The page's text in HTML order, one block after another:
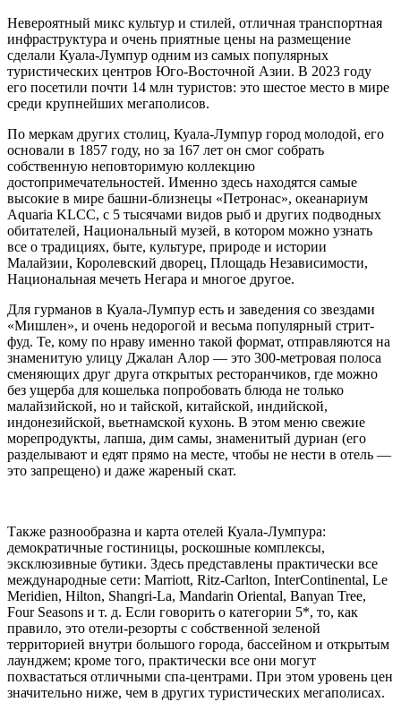
Невероятный микс культур и стилей, отличная транспортная
инфраструктура и очень приятные цены на размещение
сделали Куала-Лумпур одним из самых популярных
туристических центров Юго-Восточной Азии. В 2023 году
его посетили почти 14 млн туристов: это шестое место в мире
среди крупнейших мегаполисов.
По меркам других столиц, Куала-Лумпур город молодой, его
основали в 1857 году, но за 167 лет он смог собрать
собственную неповторимую коллекцию
достопримечательностей. Именно здесь находятся самые
высокие в мире башни-близнецы «Петронас», океанариум
Aquaria KLCC, с 5 тысячами видов рыб и других подводных
обитателей, Национальный музей, в котором можно узнать
все о традициях, быте, культуре, природе и истории
Малайзии, Королевский дворец, Площадь Независимости,
Национальная мечеть Негара и многое другое.
Для гурманов в Куала-Лумпур есть и заведения со звездами
«Мишлен», и очень недорогой и весьма популярный стрит-
фуд. Те, кому по нраву именно такой формат, отправляются на
знаменитую улицу Джалан Алор — это 300-метровая полоса
сменяющих друг друга открытых ресторанчиков, где можно
без ущерба для кошелька попробовать блюда не только
малайзийской, но и тайской, китайской, индийской,
индонезийской, вьетнамской кухонь. В этом меню свежие
морепродукты, лапша, дим самы, знаменитый дуриан (его
разделывают и едят прямо на месте, чтобы не нести в отель —
это запрещено) и даже жареный скат.
Также разнообразна и карта отелей Куала-Лумпура:
демократичные гостиницы, роскошные комплексы,
эксклюзивные бутики. Здесь представлены практически все
международные сети: Marriott, Ritz-Carlton, InterContinental, Le
Meridien, Hilton, Shangri-La, Mandarin Oriental, Banyan Tree,
Four Seasons и т. д. Если говорить о категории 5*, то, как
правило, это отели-резорты с собственной зеленой
территорией внутри большого города, бассейном и открытым
лаунджем; кроме того, практически все они могут
похвастаться отличными спа-центрами. При этом уровень цен
значительно ниже, чем в других туристических мегаполисах.